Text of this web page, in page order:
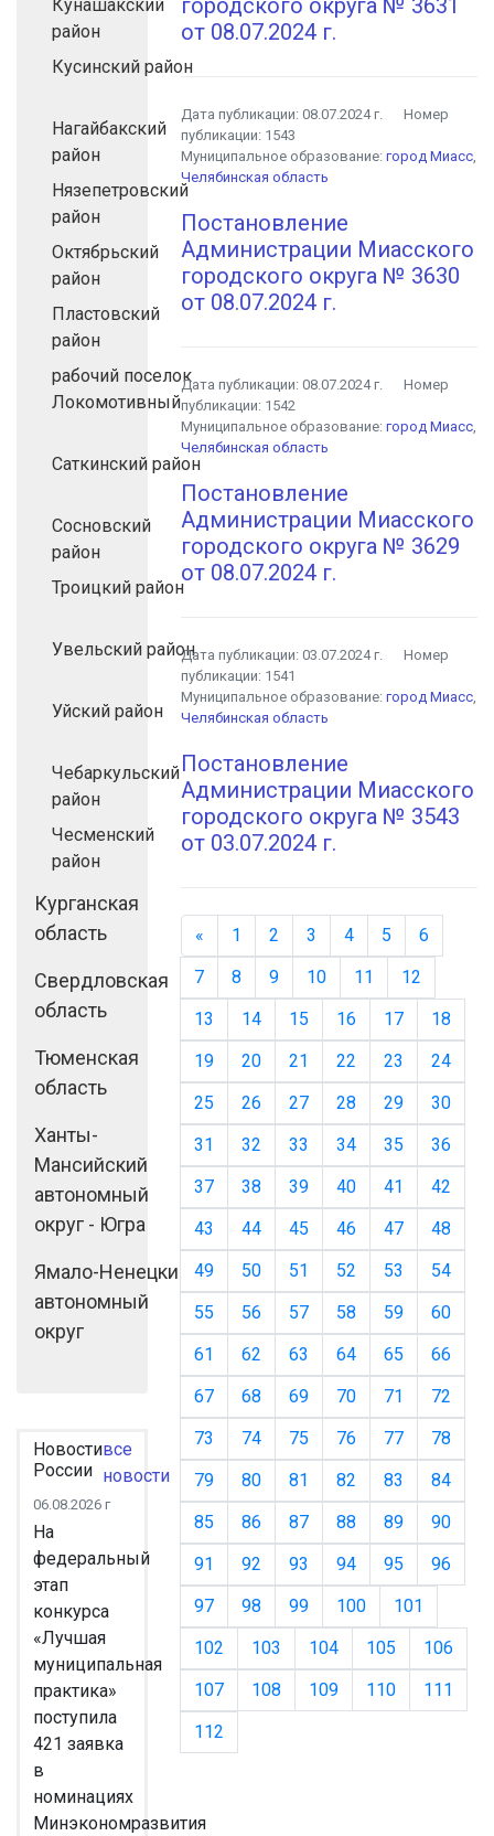
Кунашакский
район
Кусинский район
Нагайбакский
район
Нязепетровский
район
Октябрьский
район
Пластовский
район
рабочий поселок
Локомотивный
Саткинский район
Сосновский
район
Троицкий район
Увельский район
Уйский район
Чебаркульский
район
Чесменский
район
Курганская
область
Свердловская
область
Тюменская
область
Ханты-
Мансийский
автономный
округ - Югра
Ямало-Ненецкий
автономный
округ
Новости
России
все
новости
06.08.2026 г
На
федеральный
этап
конкурса
«Лучшая
муниципальная
практика»
поступила
421 заявка
в
номинациях
Минэкономразвития
городского округа № 3631
от 08.07.2024 г.
Дата публикации:08.07.2024 г.
Номер
публикации: 1543
Муниципальное образование:город Миасс,
Челябинская область
Постановление
Администрации Миасского
городского округа № 3630
от 08.07.2024 г.
Дата публикации:08.07.2024 г.
Номер
публикации: 1542
Муниципальное образование:город Миасс,
Челябинская область
Постановление
Администрации Миасского
городского округа № 3629
от 08.07.2024 г.
Дата публикации:03.07.2024 г.
Номер
публикации: 1541
Муниципальное образование:город Миасс,
Челябинская область
Постановление
Администрации Миасского
городского округа № 3543
от 03.07.2024 г.
« Назад
1 2 3 4 5
6
7
8 9 10 11
12
13
14 15 16 17
18
19
20 21 22 23
24
25
26 27 28 29
30
31
32 33 34 35
36
37
38 39 40 41
42
43
44 45 46 47
48
49
50 51 52 53
54
55
56 57 58 59
60
61
62 63 64 65
66
67
68 69 70 71
72
73
74 75 76 77
78
79
80 81 82 83
84
85
86 87 88 89
90
91
92 93 94 95
96
97
98 99 100
101
102
103 104 105
106
107
108 109 110
111
112